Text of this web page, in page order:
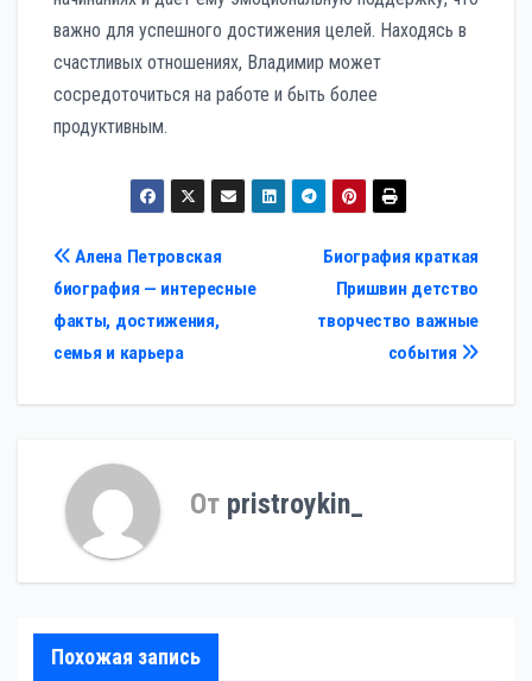
важно для успешного достижения целей. Находясь в
счастливых отношениях, Владимир может
сосредоточиться на работе и быть более
продуктивным.
Навигация
по
записям
Биография краткая
Пришвин детство
творчество важные
события
Алена Петровская
биография — интересные
факты, достижения,
семья и карьера
От pristroykin_
Похожая запись